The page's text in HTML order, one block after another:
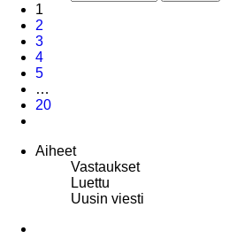
1
2
3
4
5
…
20
Aiheet
Vastaukset
Luettu
Uusin viesti